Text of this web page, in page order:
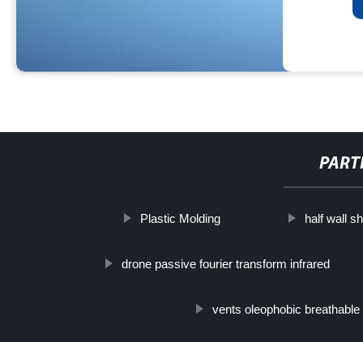
Plastic Molding half wall
drone passive fourier transform infrared
vents oleophobic breathable